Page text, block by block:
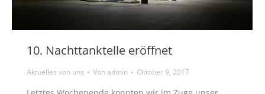
10. Nachttanktelle eröffnet
Aktuelles von uns Vonadmin Oktober 9, 2017